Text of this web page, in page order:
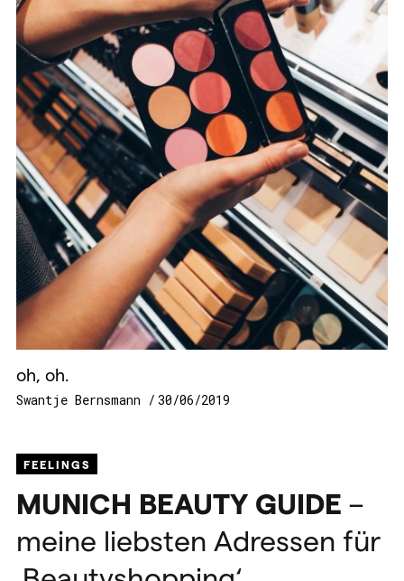
oh, oh.
Swantje Bernsmann 30/06/2019
FEELINGS
MUNICH BEAUTY GUIDE –
meine liebsten Adressen für